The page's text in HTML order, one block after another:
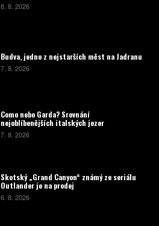
8. 8. 2026
Budva, jedno z nejstarších měst na Jadranu
7. 8. 2026
Como nebo Garda? Srovnání
nejoblíbenějších italských jezer
7. 8. 2026
Skotský „Grand Canyon“ známý ze seriálu
Outlander je na prodej
6. 8. 2026